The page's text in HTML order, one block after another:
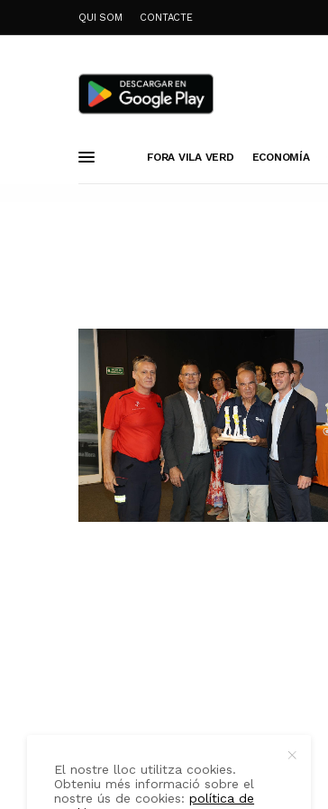
QUI SOM CONTACTE
FORA VILA VERD ECONOMÍA
QUI SOM CONTACTE
El nostre lloc utilitza cookies.
Obteniu més informació sobre el
nostre ús de cookies:política de